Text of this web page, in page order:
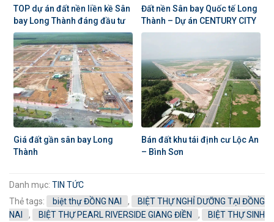
TOP dự án đất nền liền kề Sân
bay Long Thành đáng đầu tư
Đất nền Sân bay Quốc tế Long
Thành – Dự án CENTURY CITY
Giá đất gần sân bay Long
Thành
Bán đất khu tái định cư Lộc An
– Bình Sơn
Danh mục: TIN TỨC
Thẻ tags:
biệt thự ĐỒNG NAI ,
BIỆT THỰ NGHỈ DƯỠNG TẠI ĐỒNG
NAI
, BIỆT THỰ PEARL RIVERSIDE GIANG ĐIỀN ,
BIỆT THỰ SINH